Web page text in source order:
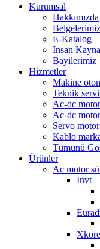
Kurumsal
Hakkımızda
Belgelerimiz
E-Katalog
İnsan
Bayilerimiz
Hizmetler
Makine
Teknik
Ac-dc
Ac-dc
Servo
Kablo
Tümünü
Ürünler
Ac motor
Invt